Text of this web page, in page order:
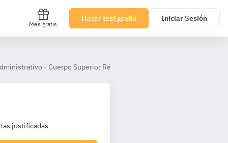
Mes gratis
Hacer test gratis Iniciar Sesión
- Cuerpo Superior Régimen Jurídico
justificadas